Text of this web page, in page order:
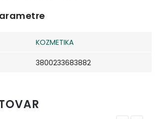
KOZMETIKA
3800233683882